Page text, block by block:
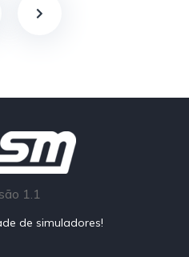
1.1
de simuladores!